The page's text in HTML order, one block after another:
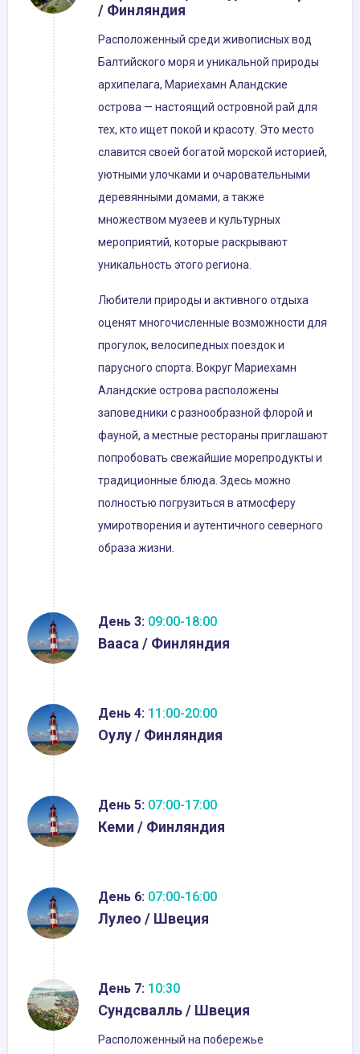
/ Финляндия
Расположенный среди живописных вод
Балтийского моря и уникальной природы
архипелага, Мариехамн Аландские
острова — настоящий островной рай для
тех, кто ищет покой и красоту. Это место
славится своей богатой морской историей,
уютными улочками и очаровательными
деревянными домами, а также
множеством музеев и культурных
мероприятий, которые раскрывают
уникальность этого региона.
Любители природы и активного отдыха
оценят многочисленные возможности для
прогулок, велосипедных поездок и
парусного спорта. Вокруг Мариехамн
Аландские острова расположены
заповедники с разнообразной флорой и
фауной, а местные рестораны приглашают
попробовать свежайшие морепродукты и
традиционные блюда. Здесь можно
полностью погрузиться в атмосферу
умиротворения и аутентичного северного
образа жизни.
День 3: 09:00-18:00
Вааса / Финляндия
День 4: 11:00-20:00
Оулу / Финляндия
День 5: 07:00-17:00
Кеми / Финляндия
День 6: 07:00-16:00
Лулео / Швеция
День 7: 10:30
Сундсвалль / Швеция
Расположенный на побережье